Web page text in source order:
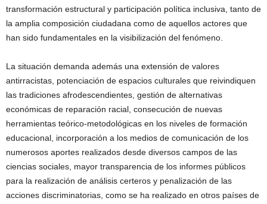
transformación estructural y participación política inclusiva, tanto de
la amplia composición ciudadana como de aquellos actores que
han sido fundamentales en la visibilización del fenómeno.
La situación demanda además una extensión de valores
antirracistas, potenciación de espacios culturales que reivindiquen
las tradiciones afrodescendientes, gestión de alternativas
económicas de reparación racial, consecución de nuevas
herramientas teórico-metodológicas en los niveles de formación
educacional, incorporación a los medios de comunicación de los
numerosos aportes realizados desde diversos campos de las
ciencias sociales, mayor transparencia de los informes públicos
para la realización de análisis certeros y penalización de las
acciones discriminatorias, como se ha realizado en otros países de